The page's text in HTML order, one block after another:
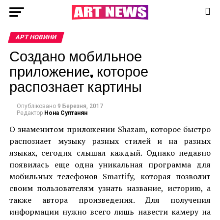
АРТ НОВИНИ
Создано мобильное
приложение, которое
распознает картины
Опубліковано 9 Березня, 2017
Редактор Нона Султанян
О знаменитом приложении Shazam, которое быстро
распознает музыку разных стилей и на разных
языках, сегодня слышал каждый. Однако недавно
появилась еще одна уникальная программа для
мобильных телефонов Smartify, которая позволит
своим пользователям узнать название, историю, а
также автора произведения. Для получения
информации нужно всего лишь навести камеру на